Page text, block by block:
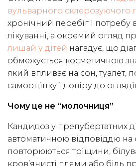
вульварного склерозуючого
хронічний перебіг і потребу
лікуванні, а окремий огляд
лишай у дітей нагадує, що
обмежується косметичною
який впливає на сон, туалет,
самооцінку і довіру до
Чому це не “молочниця”
Кандидоз у препубертатних
автоматичною відповіддю
повторюються тріщини,
кров’янисті плями або біль